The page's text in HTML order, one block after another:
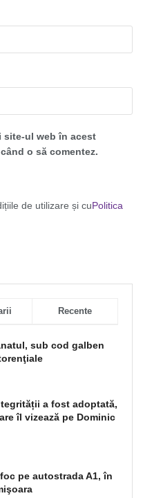
site-ul web în acest
o să comentez.
de utilizare și cuPolitica
Recente
sub cod galben
a fost adoptată,
îl vizează pe Dominic
pe autostrada A1, în